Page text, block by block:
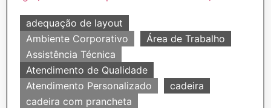
adequação de layout
Ambiente Corporativo
Área de Trabalho
Assistência Técnica
Atendimento de Qualidade
Atendimento Personalizado
cadeira
cadeira com prancheta